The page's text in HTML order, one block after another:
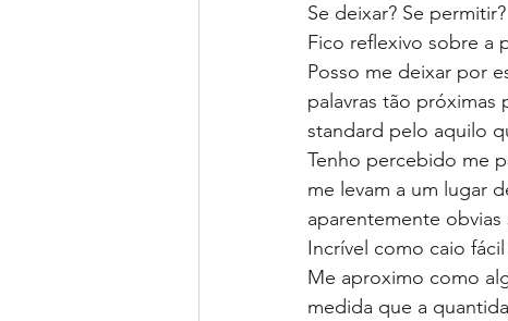
Se deixar? Se permitir?
Fico reflexivo sobre a
Posso me deixar por
palavras tão
standard pelo aquilo
Tenho percebido me
me levam a um lugar
aparentemente
Incrível como caio
Me aproximo como
medida que a